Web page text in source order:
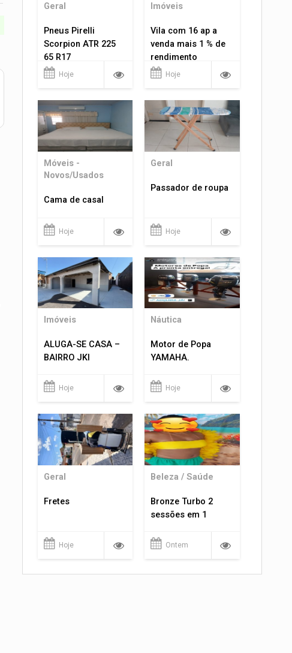
Geral
Pneus Pirelli
Scorpion ATR 225
65 R17
Hoje
Imóveis
Vila com 16 ap a
venda mais 1 % de
rendimento
Hoje
Móveis -
Novos/Usados
Cama de casal
Hoje
Geral
Passador de roupa
Hoje
Imóveis
ALUGA-SE CASA –
BAIRRO JKI
Hoje
Náutica
Motor de Popa
YAMAHA.
Hoje
Geral
Fretes
Hoje
Beleza / Saúde
Bronze Turbo 2
sessões em 1
Ontem